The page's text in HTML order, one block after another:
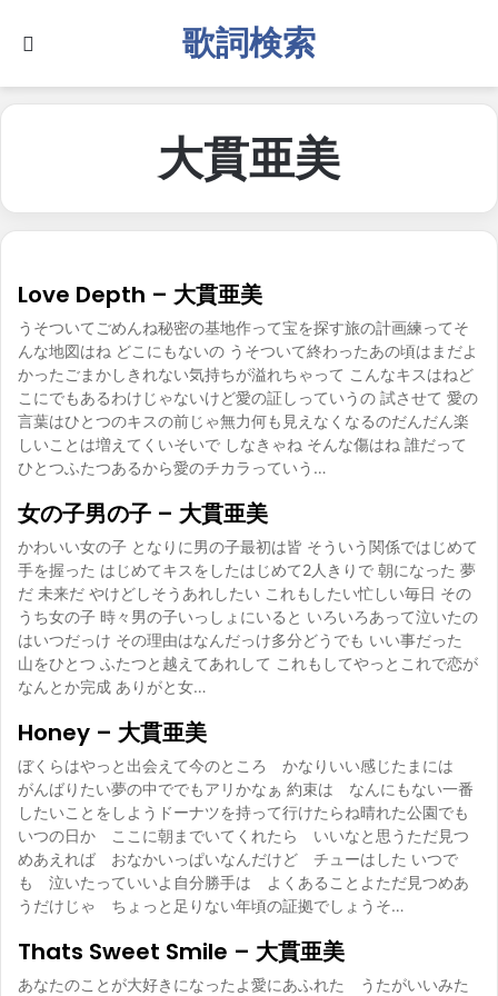
歌詞検索
大貫亜美
Love Depth – 大貫亜美
うそついてごめんね秘密の基地作って宝を探す旅の計画練ってそ
んな地図はね どこにもないの うそついて終わったあの頃はまだよ
かったごまかしきれない気持ちが溢れちゃって こんなキスはねど
こにでもあるわけじゃないけど愛の証しっていうの 試させて 愛の
言葉はひとつのキスの前じゃ無力何も見えなくなるのだんだん楽
しいことは増えてくいそいで しなきゃね そんな傷はね 誰だって
ひとつふたつあるから愛のチカラっていう…
女の子男の子 – 大貫亜美
かわいい女の子 となりに男の子最初は皆 そういう関係ではじめて
手を握った はじめてキスをしたはじめて2人きりで 朝になった 夢
だ 未来だ やけどしそうあれしたい これもしたい忙しい毎日 その
うち女の子 時々男の子いっしょにいると いろいろあって泣いたの
はいつだっけ その理由はなんだっけ多分どうでも いい事だった
山をひとつ ふたつと越えてあれして これもしてやっとこれで恋が
なんとか完成 ありがと女…
Honey – 大貫亜美
ぼくらはやっと出会えて今のところ かなりいい感じたまには
がんばりたい夢の中ででもアリかなぁ 約束は なんにもない一番
したいことをしようドーナツを持って行けたらね晴れた公園でも
いつの日か ここに朝までいてくれたら いいなと思うただ見つ
めあえれば おなかいっぱいなんだけど チューはした いつで
も 泣いたっていいよ自分勝手は よくあることよただ見つめあ
うだけじゃ ちょっと足りない年頃の証拠でしょうそ…
Thats Sweet Smile – 大貫亜美
あなたのことが大好きになったよ愛にあふれた うたがいいみた